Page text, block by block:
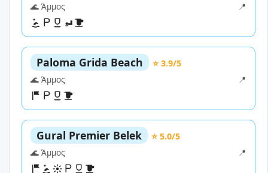
🌊 Άμμος
📍
Paloma Grida Beach
⭐ 3.9/5
🌊 Άμμος
📍
Gural Premier Belek
⭐ 5.0/5
🌊 Άμμος
📍